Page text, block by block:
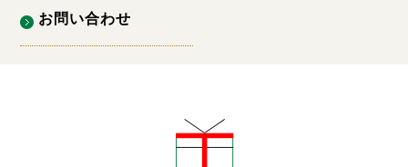
お問い合わせ